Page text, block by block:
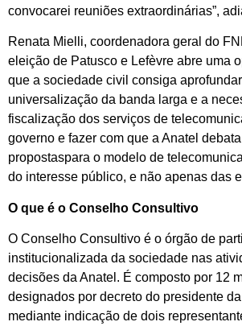
convocarei reuniões extraordinárias”,
Renata Mielli, coordenadora geral do
eleição de Patusco e Lefèvre abre uma
que a sociedade civil consiga
universalização da banda larga e a
fiscalização dos serviços de
governo e fazer com que a Anatel
propostaspara o modelo de
do interesse público, e não apenas das
O que é o Conselho Consultivo
O Conselho Consultivo é o órgão de
institucionalizada da sociedade nas
decisões da Anatel. É composto por 12
designados por decreto do presidente
mediante indicação de dois